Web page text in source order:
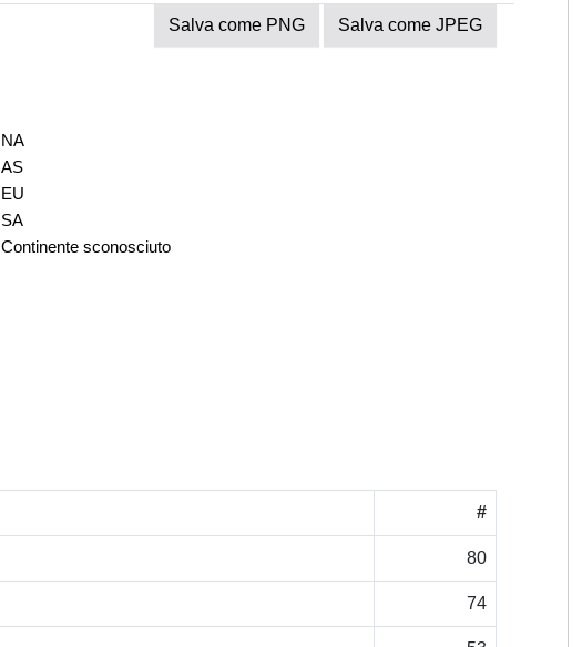
Salva come PNG Salva come JPEG
NA
AS
EU
SA
Continente sconosciuto
#
80
74